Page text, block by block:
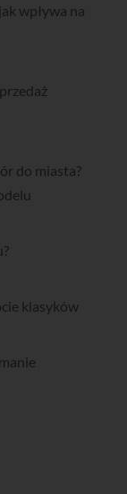
wpływa na
do miasta?
klasyków